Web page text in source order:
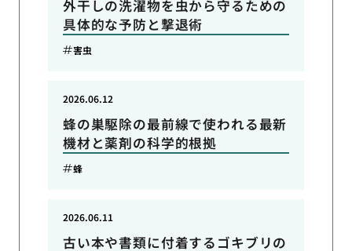
外干しの洗濯物を虫から守るための
具体的な予防と撃退術
害虫
蜂の巣駆除の最前線で使われる最新
機材と薬剤の科学的根拠
2026.06.12
蜂
古い本や書類に付着するゴキブリの
2026.06.11